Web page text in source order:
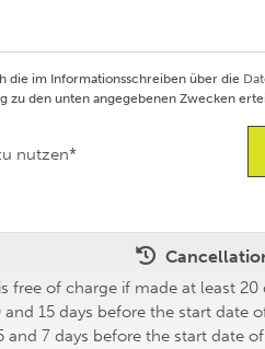
die im Informationsschreiben über die
zu den unten angegebenen Zwecken
nutzen*
free of charge if made at least
15 days before the start date
and 7 days before the start date